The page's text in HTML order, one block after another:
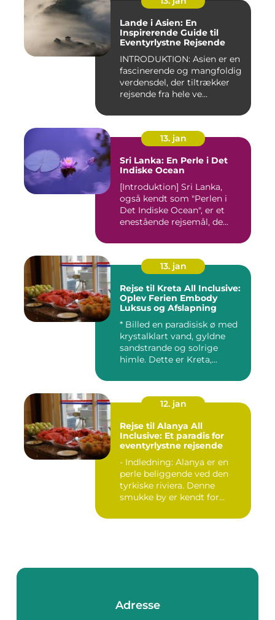
Lande i Asien: En
Inspirerende Guide til
Eventyrlystne Rejsende
INTRODUKTION: Asien er en
fascinerende og mangfoldig
verdensdel, der tiltrækker
rejsende fra hele ve...
13. jan
Sri Lanka: En Perle i Det
Indiske Ocean
[Introduktion] Sri Lanka,
også kendt som "Perlen i
Det Indiske Ocean", er et
enestående rejsemål, de...
13. jan
Rejse til Kreta All Inclusive:
Oplev Ferien Embody
Luksus og Afslapning
* Billed en paradisisk ø med
krystalklart vand, gyldne
sandstrande og solrige
himle. Dette er Kreta,...
12. jan
Rejse til Alanya All
Inclusive: Et paradis for
eventyrlystne rejsende
- Indledning: Alanya er en
perle beliggende ved den
tyrkiske riviera. Denne
smukke by er kendt for...
Adresse